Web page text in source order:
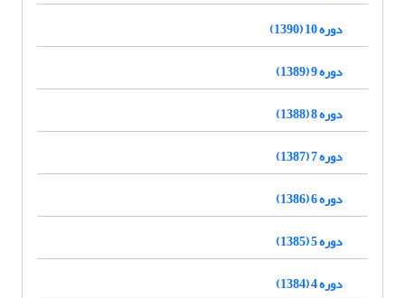
دوره 10 (1390)
دوره 9 (1389)
دوره 8 (1388)
دوره 7 (1387)
دوره 6 (1386)
دوره 5 (1385)
دوره 4 (1384)